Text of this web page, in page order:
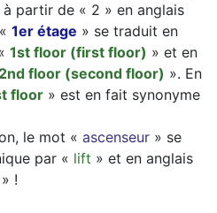
partir de « 2 » en anglais
1er étage » se traduit en
1st floor (first floor) » et en
2nd floor (second floor) ». En
floor » est en fait synonyme
le mot « ascenseur » se
par « lift » et en anglais
» !